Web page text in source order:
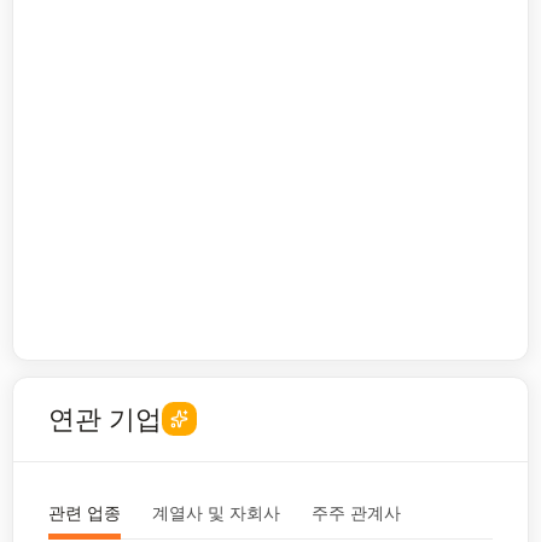
연관 기업
관련 업종 계열사 및 자회사 주주 관계사